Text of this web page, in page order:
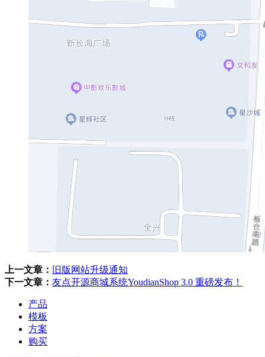
上一文章：
旧版网站升级通知
下一文章： 友点开源商城系统YoudianShop 3.0 重磅发布！
产品
模板
方案
购买